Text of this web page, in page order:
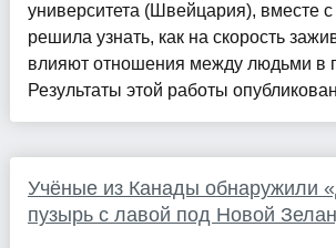
университета (Швейцария), вместе с
решила узнать, как на скорость
влияют отношения между людьми в
Результаты этой работы
Учёные из Канады обнаружили
пузырь с лавой под Новой